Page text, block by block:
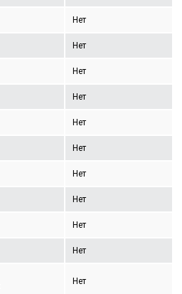
Нет
Нет
Нет
Нет
Нет
Нет
Нет
Нет
Нет
Нет
Нет